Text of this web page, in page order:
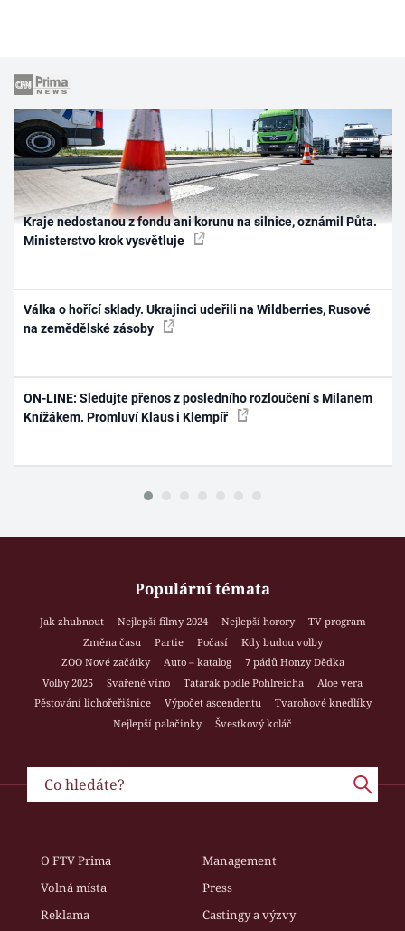
Kraje nedostanou z fondu ani korunu na silnice, oznámil Půta.
Ministerstvo krok vysvětluje
Válka o hořící sklady. Ukrajinci udeřili na Wildberries, Rusové
na zemědělské zásoby
ON-LINE: Sledujte přenos z posledního rozloučení s Milanem
Knížákem. Promluví Klaus i Klempíř
Populární témata
Jak zhubnout Nejlepší filmy 2024 Nejlepší horory
TV program
Změna času
Partie Počasí
Kdy budou volby
ZOO Nové začátky
Auto – katalog
7 pádů Honzy Dědka
Volby 2025
Svařené víno Tatarák podle Pohlreicha
Aloe vera
Pěstování lichořeřišnice
Výpočet ascendentu
Tvarohové knedlíky
Nejlepší palačinky
Švestkový koláč
O FTV Prima
Management
Volná místa
Press
Reklama
Castingy a výzvy